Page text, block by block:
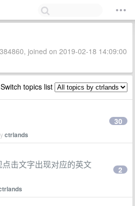
joined on 2019-02-18 14:09:00
Switch topics list
ctrlands
30
击文字出现对应的英文
2